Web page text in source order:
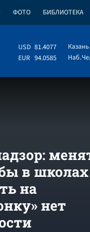
ФОТО БИБЛИОТЕКА
USD 81.4077
EUR 94.0585
Казань
в
на
нет